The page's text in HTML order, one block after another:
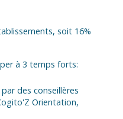
soit 16%
à 3 temps forts:
des conseillères
Orientation,